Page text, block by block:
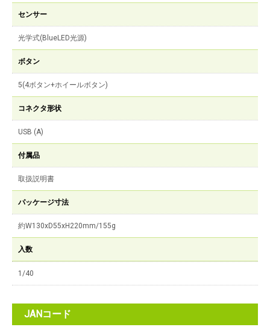
センサー
光学式(BlueLED光源)
ボタン
5(4ボタン+ホイールボタン)
コネクタ形状
USB (A)
付属品
取扱説明書
パッケージ寸法
約W130xD55xH220mm/155g
入数
1/40
JANコード